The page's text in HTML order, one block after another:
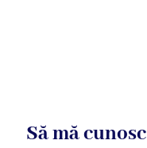
Să mă